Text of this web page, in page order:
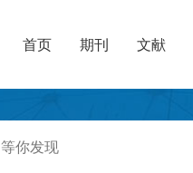
首页 期刊 文献